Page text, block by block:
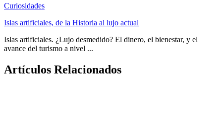
Curiosidades
Islas artificiales, de la Historia al lujo actual
Islas artificiales. ¿Lujo desmedido? El dinero, el bienestar, y el
avance del turismo a nivel ...
Artículos Relacionados